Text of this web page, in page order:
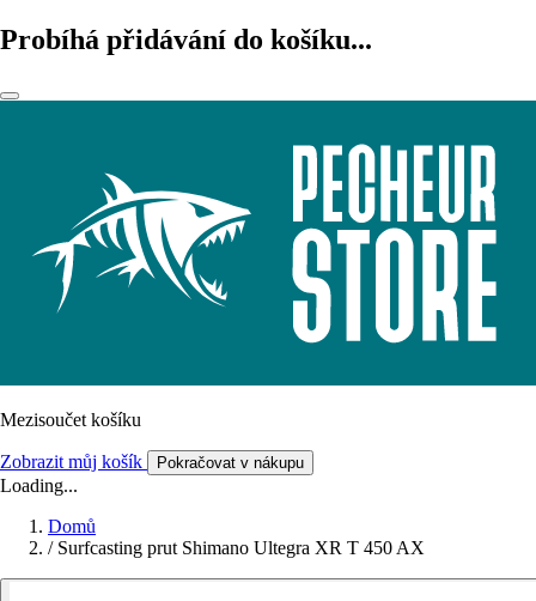
Probíhá přidávání do košíku...
Mezisoučet košíku
Zobrazit můj košík Pokračovat v nákupu
Loading...
Domů
/ Surfcasting prut Shimano Ultegra XR T 450 AX